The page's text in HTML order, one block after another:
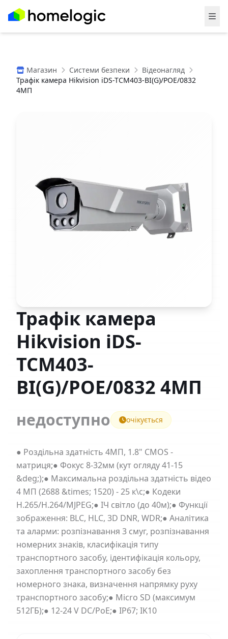
Магазин Системи безпеки
Відеонагляд
Трафік камера Hikvision iDS-TCM403-BI(G)/POE/0832
4МП
Трафік камера
Hikvision iDS-
TCM403-
BI(G)/POE/0832 4МП
недоступно очікується
● Роздільна здатність 4МП, 1.8" CMOS -
матриця;● Фокус 8-32мм (кут огляду 41-15
&deg;);● Максимальна роздільна здатність відео
4 МП (2688 &times; 1520) - 25 к\с;● Кодеки
H.265/H.264/MJPEG;● ІЧ світло (до 40м);● Функції
зображення: BLC, HLC, 3D DNR, WDR;● Аналітика
та аларми: розпізнавання 3 смуг, розпізнавання
номерних знаків, класифікація типу
транспортного засобу, ідентифікація кольору,
захоплення транспортного засобу без
номерного знака, визначення напрямку руху
транспортного засобу;● Micro SD (максимум
512ГБ);● 12-24 V DC/PoE;● IP67; IK10